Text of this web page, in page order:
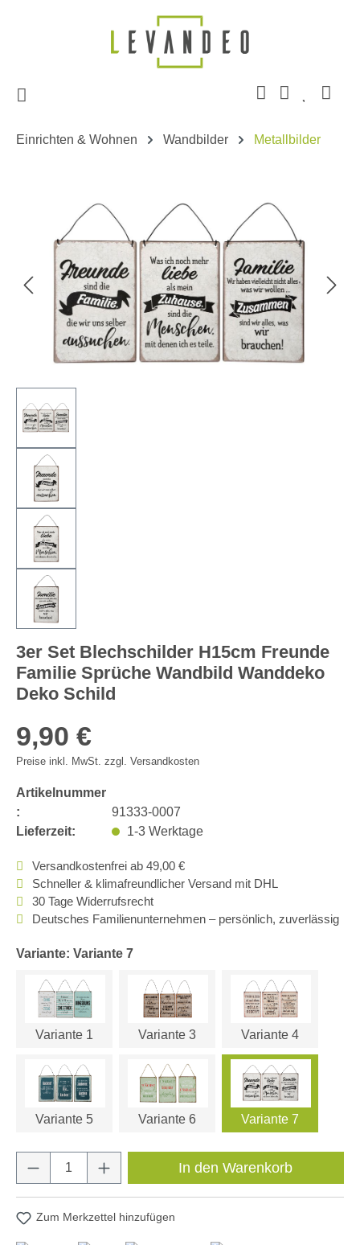
Zum Hauptinhalt springen
Einrichten & Wohnen Wandbilder Metallbilder
Bildergalerie überspringen
3er Set Blechschilder H15cm Freunde
Familie Sprüche Wandbild Wanddeko
Deko Schild
9,90 €
Preise inkl. MwSt. zzgl. Versandkosten
Artikelnummer
:
91333-0007
Lieferzeit:
1-3 Werktage
Versandkostenfrei ab 49,00 €
Schneller & klimafreundlicher Versand mit DHL
30 Tage Widerrufsrecht
Deutsches Familienunternehmen – persönlich, zuverlässig
Variante: Variante 7
Variante 1 Variante 3 Variante 4
Variante 5 Variante 6 Variante 7
Produkt Anzahl: Gib den gewünschten
In den Warenkorb
Zum Merkzettel hinzufügen